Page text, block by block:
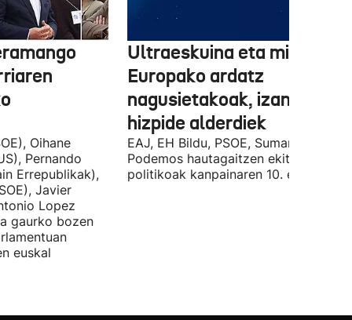
Oihane
Pernando
Errepublikak),
Javier
Lopez
gaurko bozen
euskal
Ultraeskuina eta
Europako ardatz
nagusietakoak, izan dituzte
hizpide alderdiek
EAJ, EH Bildu, PSOE, Sumar, PP eta
Podemos hautagaitzen ekitaldi
politikoak kanpainaren 10. egunean.